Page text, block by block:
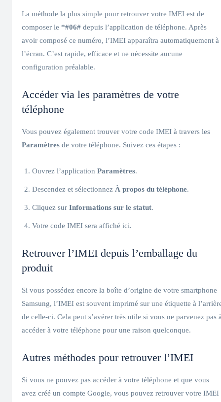
La méthode la plus simple pour retrouver votre IMEI est de
composer le *#06# depuis l’application de téléphone. Après
avoir composé ce numéro, l’IMEI apparaîtra automatiquement à
l’écran. C’est rapide, efficace et ne nécessite aucune
configuration préalable.
Accéder via les paramètres de votre
téléphone
Vous pouvez également trouver votre code IMEI à travers les
Paramètres de votre téléphone. Suivez ces étapes :
Ouvrez l’application Paramètres.
Descendez et sélectionnez À propos du téléphone.
Cliquez sur Informations sur le statut.
Votre code IMEI sera affiché ici.
Retrouver l’IMEI depuis l’emballage du
produit
Si vous possédez encore la boîte d’origine de votre smartphone
Samsung, l’IMEI est souvent imprimé sur une étiquette à
de celle-ci. Cela peut s’avérer très utile si vous ne parvenez pas
accéder à votre téléphone pour une raison quelconque.
Autres méthodes pour retrouver l’IMEI
Si vous ne pouvez pas accéder à votre téléphone et que vous
avez créé un compte Google, vous pouvez retrouver votre IMEI